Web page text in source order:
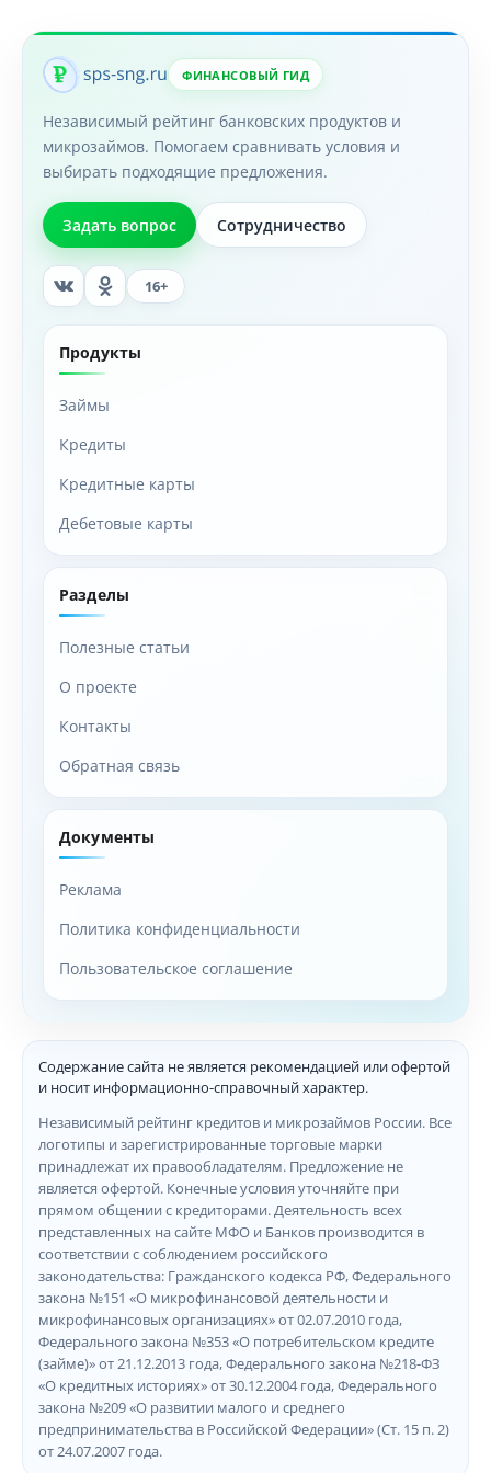
ФИНАНСОВЫЙ ГИД
Независимый рейтинг банковских продуктов и
микрозаймов. Помогаем сравнивать условия и
выбирать подходящие предложения.
Задать вопрос Сотрудничество
16+
Продукты
Займы
Кредиты
Кредитные карты
Дебетовые карты
Разделы
Полезные статьи
О проекте
Контакты
Обратная связь
Документы
Реклама
Политика конфиденциальности
Пользовательское соглашение
Содержание сайта не является рекомендацией или офертой
и носит информационно-справочный характер.
Независимый рейтинг кредитов и микрозаймов России. Все
логотипы и зарегистрированные торговые марки
принадлежат их правообладателям. Предложение не
является офертой. Конечные условия уточняйте при
прямом общении с кредиторами. Деятельность всех
представленных на сайте МФО и Банков производится в
соответствии с соблюдением российского
законодательства: Гражданского кодекса РФ, Федерального
закона №151 «О микрофинансовой деятельности и
микрофинансовых организациях» от 02.07.2010 года,
Федерального закона №353 «О потребительском кредите
(займе)» от 21.12.2013 года, Федерального закона №218-ФЗ
«О кредитных историях» от 30.12.2004 года, Федерального
закона №209 «О развитии малого и среднего
предпринимательства в Российской Федерации» (Ст. 15 п. 2)
от 24.07.2007 года.